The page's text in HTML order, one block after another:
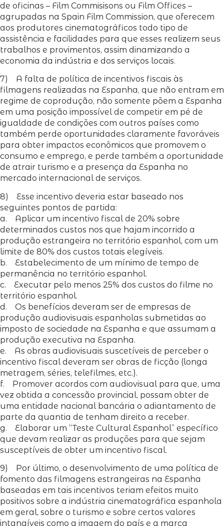
de oficinas – Film Commisisons ou Film Offices –
agrupadas na Spain Film Commission, que oferecem
aos produtores cinematográficos todo tipo de
assistência e facilidades para que esses realizem seus
trabalhos e provimentos, assim dinamizando a
economia da indústria e dos serviços locais.
7) A falta de política de incentivos fiscais às
filmagens realizadas na Espanha, que não entram em
regime de coprodução, não somente põem a Espanha
em uma posição impossível de competir em pé de
igualdade de condições com outros países como
também perde oportunidades claramente favoráveis
para obter impactos econômicos que promovem o
consumo e emprego, e perde também a oportunidade
de atrair turismo e a presença da Espanha no
mercado internacional de serviços.
8) Esse incentivo deveria estar baseado nos
seguintes pontos de partida:
a. Aplicar um incentivo fiscal de 20% sobre
determinados custos nos que hajam incorrido a
produção estrangeira no território espanhol, com um
limite de 80% dos custos totais elegíveis.
b. Estabelecimento de um mínimo de tempo de
permanência no território espanhol.
c. Executar pelo menos 25% dos custos do filme no
território espanhol.
d. Os benefícios deveram ser de empresas de
produção audiovisuais espanholas submetidas ao
imposto de sociedade na Espanha e que assumam a
produção executiva na Espanha.
e. As obras audiovisuais suscetíveis de perceber o
incentivo fiscal deveram ser obras de ficção (longa
metragem, séries, telefilmes, etc.).
f. Promover acordos com audiovisual para que, uma
vez obtida a concessão provincial, possam obter de
uma entidade nacional bancária o adiantamento de
parte da quantia de tenham direito a receber.
g. Elaborar um “Teste Cultural Espanhol” específico
que devam realizar as produções para que sejam
susceptíveis de obter um incentivo fiscal.
9) Por último, o desenvolvimento de uma política de
fomento das filmagens estrangeiras na Espanha
baseadas em tais incentivos teriam efeitos muito
positivos sobre a indústria cinematográfica espanhola
em geral, sobre o turismo e sobre certos valores
intangíveis como a imagem do país e a marca